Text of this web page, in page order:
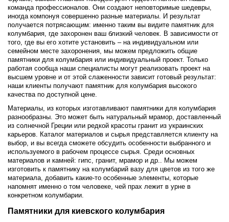
команда профессионалов. Они создают неповторимые шедевры,
иногда компонуя совершенно разные материалы. И результат
получается потрясающим: именно таким вы видите памятник для
колумбария, где захоронен ваш близкий человек. В зависимости от
того, где вы его хотите установить – на индивидуальном или
семейном месте захоронения, мы можем предложить общие
памятники для колумбария или индивидуальный проект. Только
работая сообща наши специалисты могут реализовать проект на
высшем уровне и от этой слаженности зависит готовый результат:
наши клиенты получают памятник для колумбария высокого
качества по доступной цене.
Материалы, из которых изготавливают памятники для колумбария
разнообразны. Это может быть натуральный мрамор, доставленный
из солнечной Греции или редкой красоты гранит из украинских
карьеров. Каталог материалов и сырья представляется клиенту на
выбор, и вы всегда сможете обсудить особенности выбранного и
используемого в рабочем процессе сырья. Среди основных
материалов и камней: гипс, гранит, мрамор и др.. Мы можем
изготовить к памятнику на колумбарий вазу для цветов из того же
материала, добавить какие-то особенные элементы, которые
напомнят именно о том человеке, чей прах лежит в урне в
конкретном колумбарии.
Памятники для киевского колумбария